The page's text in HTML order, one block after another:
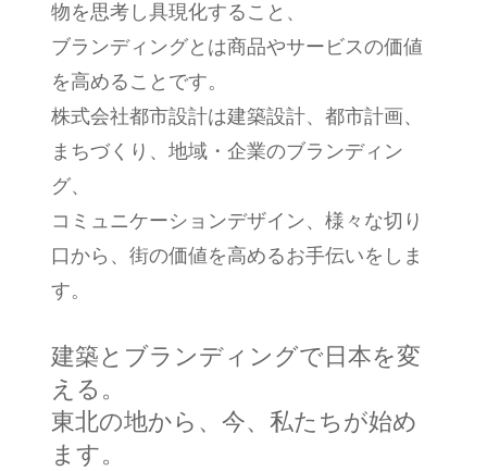
物を思考し具現化すること、
ブランディングとは商品やサービスの価値
を高めることです。
株式会社都市設計は建築設計、都市計画、
まちづくり、地域・企業のブランディン
グ、
コミュニケーションデザイン、様々な切り
口から、街の価値を高めるお手伝いをしま
す。
建築とブランディングで日本を変
える。
東北の地から、今、私たちが始め
ます。